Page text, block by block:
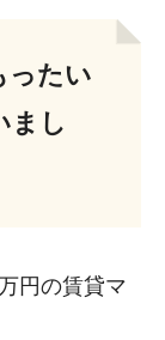
ったい
まし
円の賃貸マ